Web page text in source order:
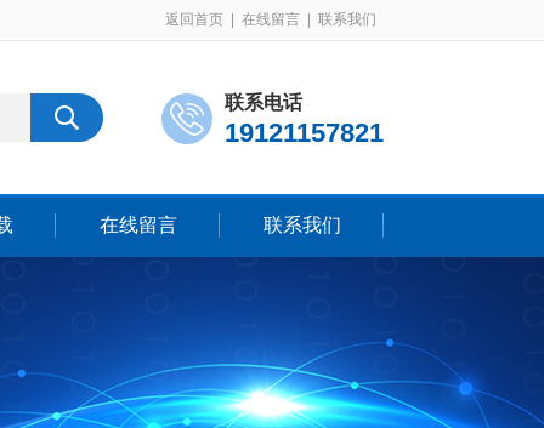
返回首页 在线留言 联系我们
联系电话
19121157821
在线留言 联系我们